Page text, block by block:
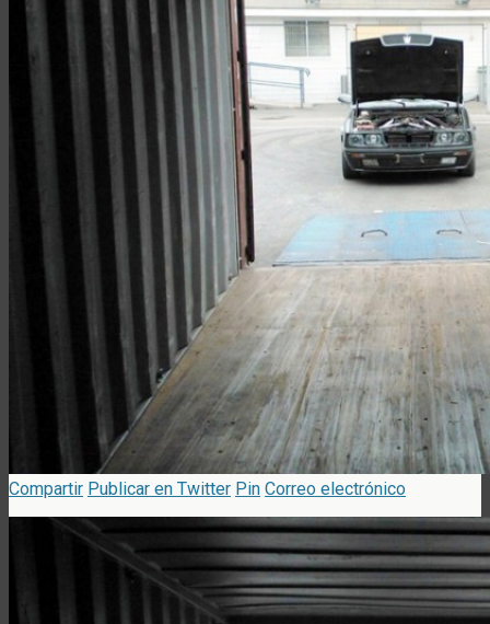
Compartir Publicar en Twitter Pin Correo electrónico